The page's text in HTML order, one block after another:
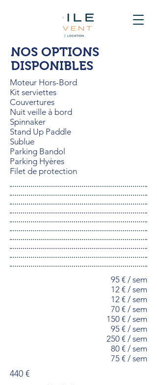
NOS OPTIONS
DISPONIBLES
Moteur Hors-Bord
Kit serviettes
Couvertures
Nuit veille à bord
Spinnaker
Stand Up Paddle
Sublue
Parking Bandol
Parking Hyères
Filet de protection
95 € / sem
12 € / sem
12 € / sem
70 € / sem
150 € / sem
95 € / sem
250 € / sem
80 € / sem
75 € / sem
440 €